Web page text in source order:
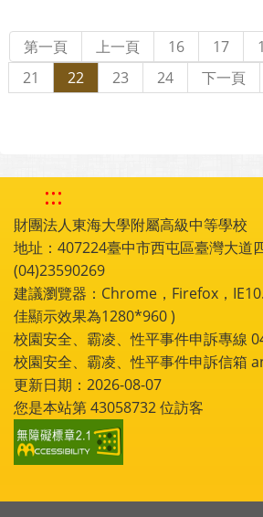
第一頁 上一頁 16 17
21
22 23 24 下一頁
:::
財團法人東海大學附屬高級中等學校
地址：407224臺中市西屯區臺灣大道
(04)23590269
建議瀏覽器：Chrome，Firefox，
佳顯示效果為1280*960 )
校園安全、霸凌、性平事件申訴專線
校園安全、霸凌、性平事件申訴信箱
更新日期：2026-08-07
您是本站第43058732位訪客